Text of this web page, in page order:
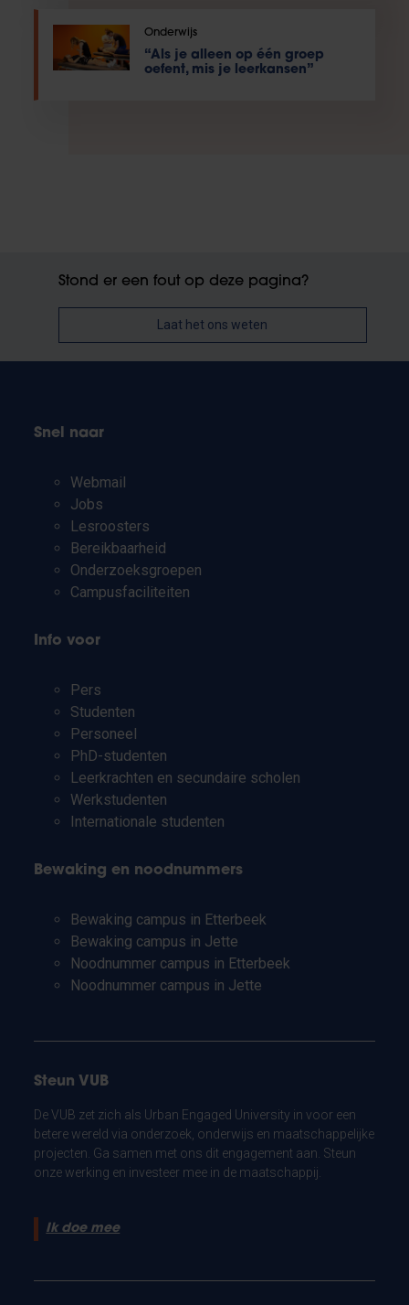
Onderwijs
“Als je alleen op één groep
oefent, mis je leerkansen”
Stond er een fout op deze pagina?
Laat het ons weten
Snel naar
Webmail
Jobs
Lesroosters
Bereikbaarheid
Onderzoeksgroepen
Campusfaciliteiten
Info voor
Pers
Studenten
Personeel
PhD-studenten
Leerkrachten en secundaire scholen
Werkstudenten
Internationale studenten
Bewaking en noodnummers
Bewaking campus in Etterbeek
Bewaking campus in Jette
Noodnummer campus in Etterbeek
Noodnummer campus in Jette
Steun VUB
De VUB zet zich als Urban Engaged University in voor een
betere wereld via onderzoek, onderwijs en maatschappelijke
projecten. Ga samen met ons dit engagement aan. Steun
onze werking en investeer mee in de maatschappij.
Ik doe mee